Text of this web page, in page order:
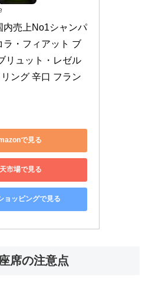
内売上No1シャンパ
ラ・フィアット ブ
リュット・レゼル
ング 辛口 フラン
で見る
市場で見る
ョッピングで見る
席の注意点